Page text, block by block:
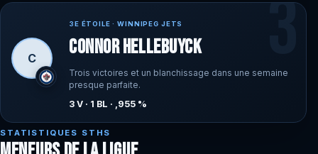
3
C
3E ÉTOILE · WINNIPEG JETS
Connor Hellebuyck
Trois victoires et un blanchissage dans une semaine
presque parfaite.
3 V · 1 BL · ,955 %
STATISTIQUES STHS